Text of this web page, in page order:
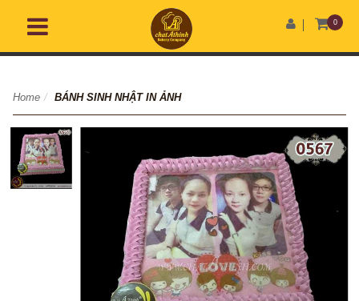
0
Home / BÁNH SINH NHẬT IN ẢNH